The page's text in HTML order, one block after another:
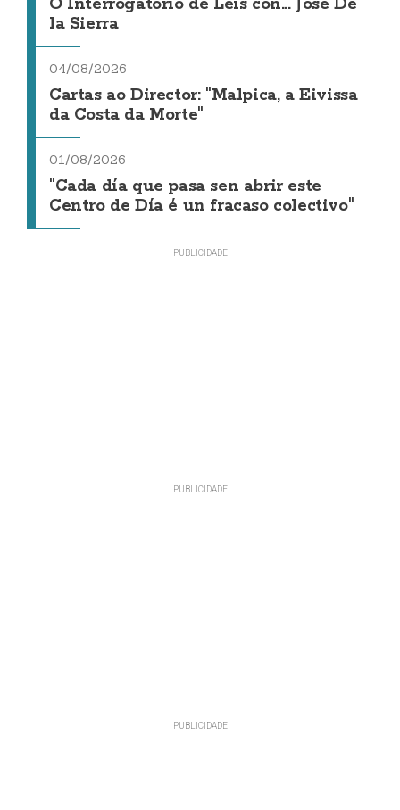
O Interrogatorio de Leis con... Jose De
la Sierra
04/08/2026
Cartas ao Director: "Malpica, a Eivissa
da Costa da Morte"
01/08/2026
"Cada día que pasa sen abrir este
Centro de Día é un fracaso colectivo"